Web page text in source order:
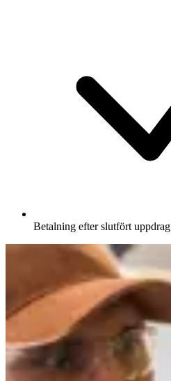
Betalning efter slutfört uppdrag